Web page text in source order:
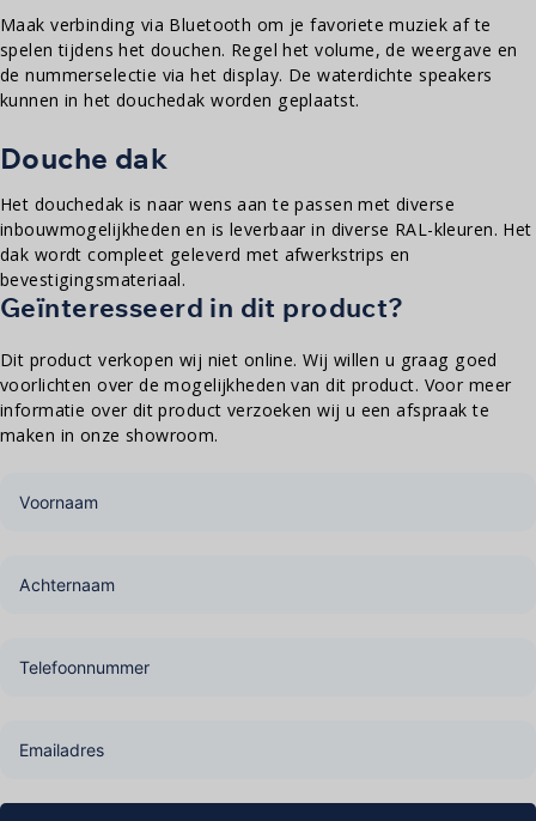
Maak verbinding via Bluetooth om je favoriete muziek af te
spelen tijdens het douchen. Regel het volume, de weergave en
de nummerselectie via het display. De waterdichte speakers
kunnen in het douchedak worden geplaatst.
Douche dak
Het douchedak is naar wens aan te passen met diverse
inbouwmogelijkheden en is leverbaar in diverse RAL-kleuren. Het
dak wordt compleet geleverd met afwerkstrips en
bevestigingsmateriaal.
Geïnteresseerd in dit product?
Dit product verkopen wij niet online. Wij willen u graag goed
voorlichten over de mogelijkheden van dit product. Voor meer
informatie over dit product verzoeken wij u een afspraak te
maken in onze showroom.